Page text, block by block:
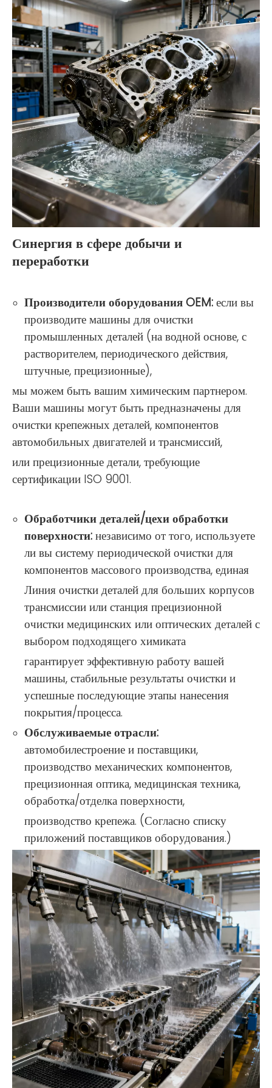
Синергия в сфере добычи и
переработки
Производители оборудования OEM:если вы
производите машины для очистки
промышленных деталей (на водной основе, с
растворителем, периодического действия,
штучные, прецизионные),
мы можем быть вашим химическим партнером.
Ваши машины могут быть предназначены для
очистки крепежных деталей, компонентов
автомобильных двигателей и трансмиссий,
или прецизионные детали, требующие
сертификации ISO 9001.
Обработчики деталей/цехи обработки
поверхности:независимо от того, используете
ли вы систему периодической очистки для
компонентов массового производства, единая
Линия очистки деталей для больших корпусов
трансмиссии или станция прецизионной
очистки медицинских или оптических деталей с
выбором подходящего химиката
гарантирует эффективную работу вашей
машины, стабильные результаты очистки и
успешные последующие этапы нанесения
покрытия/процесса.
Обслуживаемые отрасли:
автомобилестроение и поставщики,
производство механических компонентов,
прецизионная оптика, медицинская техника,
обработка/отделка поверхности,
производство крепежа. (Согласно списку
приложений поставщиков оборудования.)